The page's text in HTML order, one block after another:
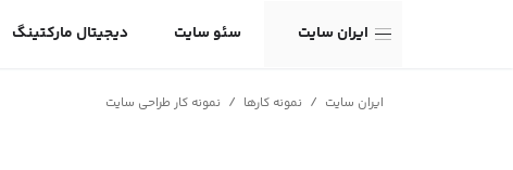
ایران سایت سئو سایت دیجیتال مارکتینگ
ایران سایت / نمونه کارها / نمونه کار طراحی سایت